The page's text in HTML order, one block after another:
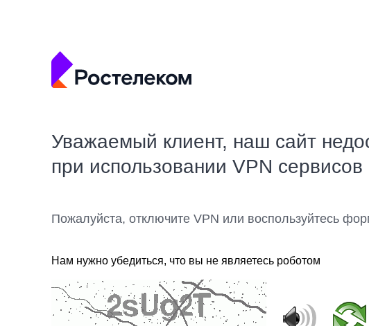
Уважаемый клиент, наш сайт
при использовании VPN сервисов
Пожалуйста, отключите VPN или воспользуйтесь
Нам нужно убедиться, что вы не являетесь роботом